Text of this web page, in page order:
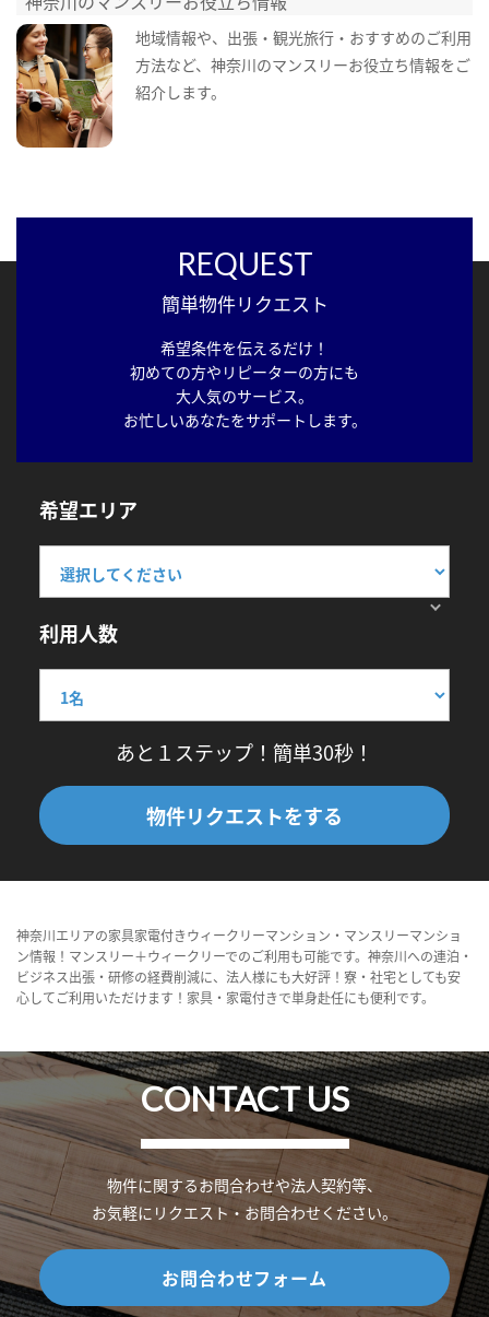
地域情報や、出張・観光旅行・おすすめのご利用
方法など、神奈川のマンスリーお役立ち情報をご
紹介します。
REQUEST
簡単物件リクエスト
希望条件を伝えるだけ！
初めての方やリピーターの方にも
大人気のサービス。
お忙しいあなたをサポートします。
希望エリア
利用人数
あと１ステップ！簡単30秒！
物件リクエストをする
神奈川エリアの家具家電付きウィークリーマンション・マンスリーマンショ
ン情報！マンスリー＋ウィークリーでのご利用も可能です。神奈川への連泊・
ビジネス出張・研修の経費削減に、法人様にも大好評！寮・社宅としても安
心してご利用いただけます！家具・家電付きで単身赴任にも便利です。
CONTACT US
物件に関するお問合わせや法人契約等、
お気軽にリクエスト・お問合わせください。
お問合わせフォーム